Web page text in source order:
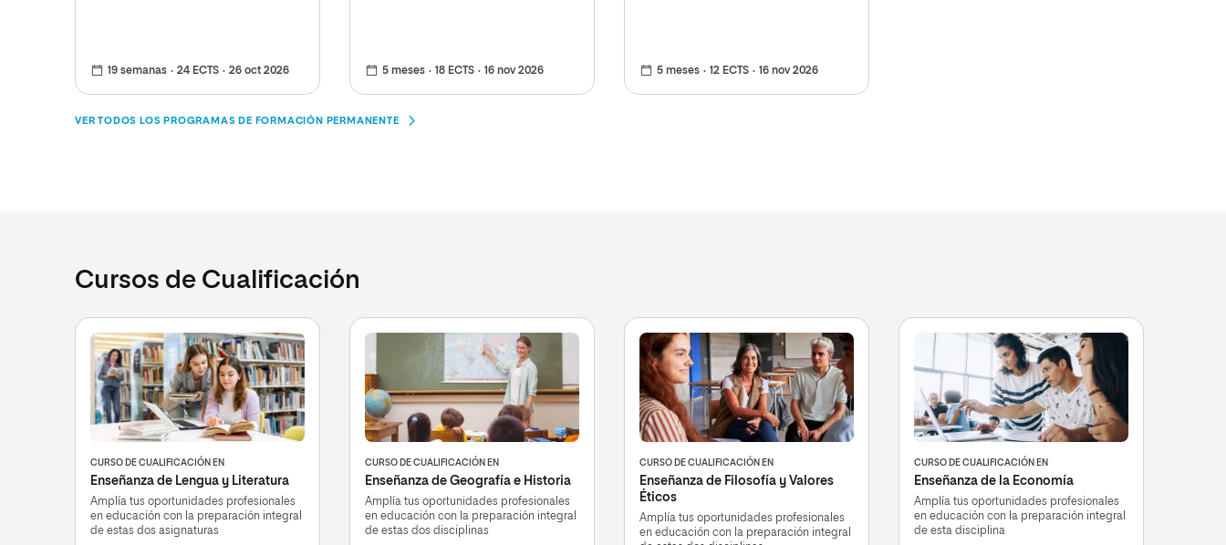
19 semanas 24 ECTS 26 oct 2026 5 meses 18 ECTS 16 nov 2026 5 meses 12 ECTS 16 nov 2026
VER TODOS LOS PROGRAMAS DE FORMACIÓN PERMANENTE
Cursos de Cualificación
CURSO DE CUALIFICACIÓN EN
Enseñanza de Lengua y Literatura
Amplía tus oportunidades profesionales
en educación con la preparación integral
de estas dos asignaturas
CURSO DE CUALIFICACIÓN EN
Enseñanza de Geografía e Historia
Amplía tus oportunidades profesionales
en educación con la preparación integral
de estas dos disciplinas
CURSO DE CUALIFICACIÓN EN
Enseñanza de Filosofía y Valores
Éticos
Amplía tus oportunidades profesionales
en educación con la preparación integral
CURSO DE CUALIFICACIÓN EN
Enseñanza de la Economía
Amplía tus oportunidades profesionales
en educación con la preparación integral
de esta disciplina